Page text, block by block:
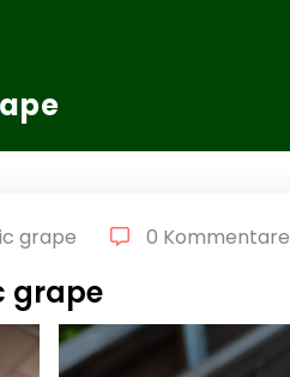
grape 0 Kommentare
grape